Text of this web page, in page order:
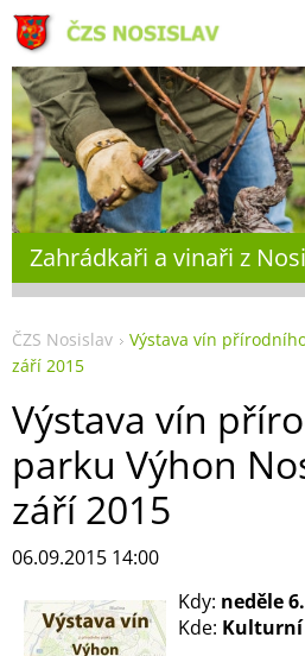
Zahrádkaři a vinaři z
ČZS Nosislav
Výstava vín
září 2015
Výstava vín
parku Výhon
září 2015
06.09.2015 14:00
Kdy: neděle 6
Kde: Kulturní